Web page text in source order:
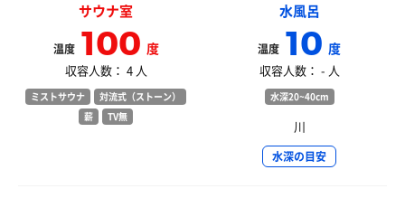
サウナ室
温度100度
収容人数： 4 人
ミストサウナ
対流式（ストーン）
薪
TV無
水風呂
温度 10度
収容人数： - 人
水深20~40cm
川
水深の目安